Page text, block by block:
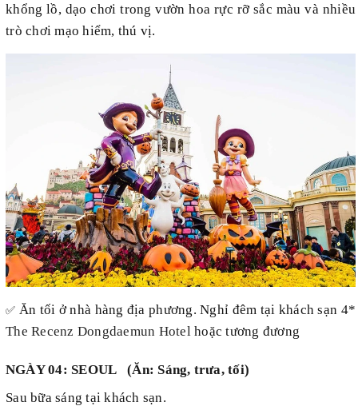
khổng lồ, dạo chơi trong vườn hoa rực rỡ sắc màu và nhiều
trò chơi mạo hiểm, thú vị.
✅ Ăn tối ở nhà hàng địa phương. Nghỉ đêm tại khách sạn 4*
The Recenz Dongdaemun Hotel hoặc tương đương
NGÀY 04: SEOUL (Ăn: Sáng, trưa, tối)
Sau bữa sáng tại khách sạn.